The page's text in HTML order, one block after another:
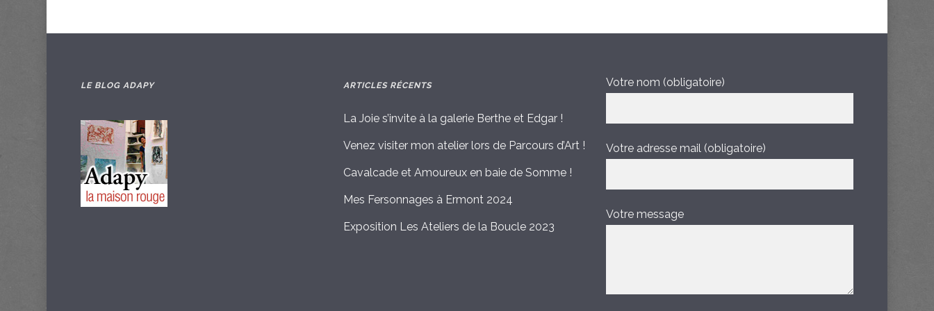
LE BLOG ADAPY ARTICLES RÉCENTS
La Joie s’invite à la galerie Berthe et Edgar !
Venez visiter mon atelier lors de Parcours d’Art !
Cavalcade et Amoureux en baie de Somme !
Mes Fersonnages à Ermont 2024
Exposition Les Ateliers de la Boucle 2023
Votre nom (obligatoire)
Votre adresse mail (obligatoire)
Votre message